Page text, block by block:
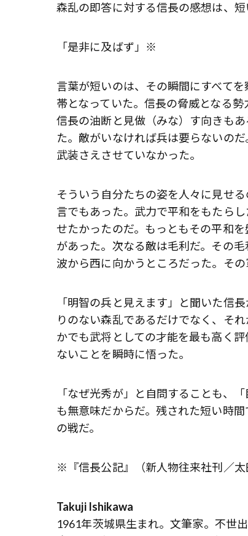
森乱の即答に対する信長の感想は、短
「是非に及ばず」※
言葉が短いのは、その瞬間にすべて
帯となっていた。信長の脅威となる
信長の油断と見做（みな）す向きも
た。敵がいなければ兵は要らないの
武装さえさせていなかった。
そういう自分たちの姿を人々に見せ
言でもあった。武力で平和をもたら
せたかったのだ。もっともその平和
があった。次なる敵は毛利だ。その
波から西に向かうところだった。そ
「明智の兵と見えます」と聞いた信
りのない森乱であるだけでなく、そ
かでも武将としての才能を最も高く
ないことを瞬時に悟った。
「なぜ光秀が」と自問することも、
も無意味だからだ。残された短い時
の戦だ。
※『信長公記』（新人物往来社刊／
Takuji Ishikawa
1961年茨城県生まれ。文筆家。不世